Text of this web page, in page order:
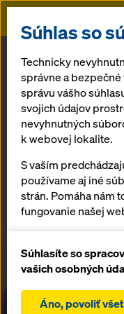
Doka
Nová
Dĺžka ×
a
Od
mosty
to s
Kúpite
* Umelecké
Súhlas so
Technicky
správne a
správu vášho
svojich údajov
nevyhnutných
k webovej lokalite.
S vaším
používame aj iné
strán. Pomáha nám
fungovanie našej
stránky
uľahčenie
štatistické
Súhlasíte so
vašich osobných
Áno, povoliť